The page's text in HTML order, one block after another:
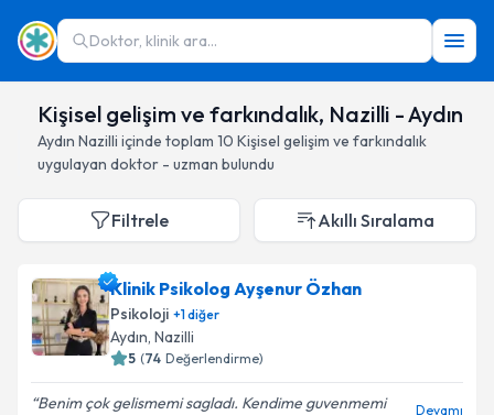
Doktor, klinik ara...
Kişisel gelişim ve farkındalık, Nazilli - Aydın
Aydın Nazilli içinde toplam 10 Kişisel gelişim ve farkındalık
uygulayan doktor - uzman bulundu
Filtrele Akıllı Sıralama
Klinik Psikolog Ayşenur Özhan
Psikoloji +1diğer
Aydın, Nazilli
5 (74 Değerlendirme)
Benim çok gelismemi sagladı. Kendime guvenmemi
Devamı